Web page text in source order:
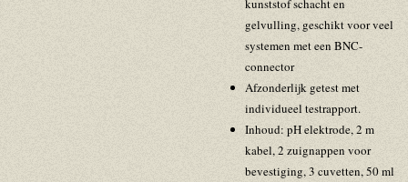
kunststof schacht en
gelvulling, geschikt voor veel
systemen met een BNC-
connector
Afzonderlijk getest met
individueel testrapport.
Inhoud: pH elektrode, 2 m
kabel, 2 zuignappen voor
bevestiging, 3 cuvetten, 50 ml